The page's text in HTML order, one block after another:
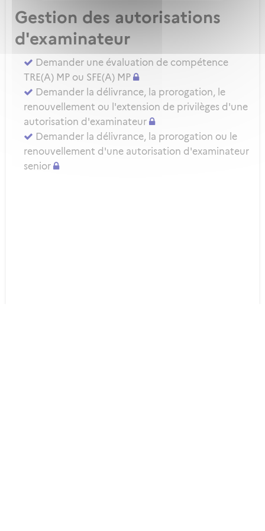
Gestion des autorisations
d'examinateur
Demander une évaluation de compétence
TRE(A) MP ou SFE(A) MP
Demander la délivrance, la prorogation, le
renouvellement ou l'extension de privilèges d'une
autorisation d'examinateur
Demander la délivrance, la prorogation ou le
renouvellement d'une autorisation d'examinateur
senior